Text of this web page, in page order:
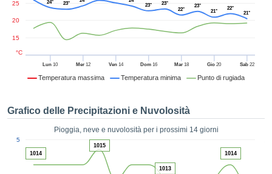
Web
le
ACCETTA
Temperatura massima Temperatura minima Punto di rugiada
Lun 10 Mer12 Ven14 Dom16 Mar18 Gio 20 Sab22
15
20
25
°C
24°
23°
23°
23°
22°
23°
21°
22°
21°
Grafico delle Precipitazioni e Nuvolosità
Pioggia, neve e nuvolosità per i prossimi 14 giorni
5
1014
1015
1013
1014